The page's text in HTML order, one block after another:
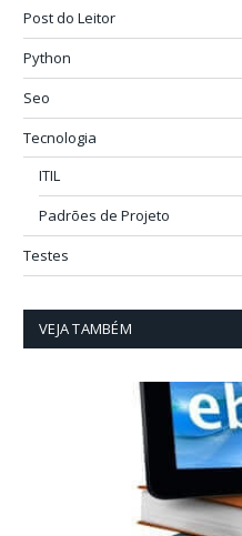
Post do Leitor
Python
Seo
Tecnologia
ITIL
Padrões de Projeto
Testes
VEJA TAMBÉM